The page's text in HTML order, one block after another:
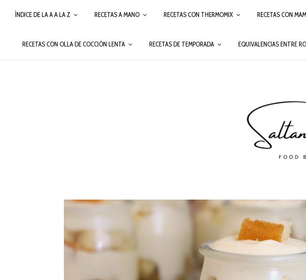
ÍNDICE DE LA A A LA Z RECETAS A MANO RECETAS CON THERMOMIX RECETAS CON
RECETAS CON OLLA DE COCCIÓN LENTA RECETAS DE TEMPORADA EQUIVALENCIAS ENTRE
Blog de recetas de cocina paso a paso.